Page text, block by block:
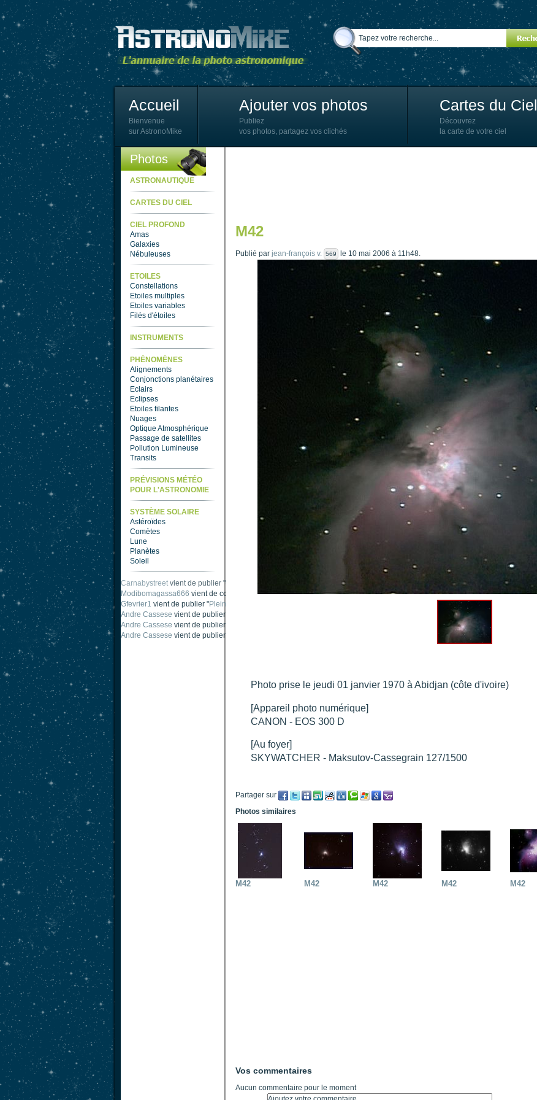
Accueil
Bienvenue
sur AstronoMike
Ajouter vos photos
Publiez
vos photos, partagez vos clichés
Cartes du Ciel
Découvrez
la carte de votre ciel
Photos
ASTRONAUTIQUE
CARTES DU CIEL
CIEL PROFOND
Amas
Galaxies
Nébuleuses
ETOILES
Constellations
Etoiles multiples
Etoiles variables
Filés d'étoiles
INSTRUMENTS
PHÉNOMÈNES
Alignements
Conjonctions planétaires
Eclairs
Eclipses
Etoiles filantes
Nuages
Optique Atmosphérique
Passage de satellites
Pollution Lumineuse
Transits
PRÉVISIONS MÉTÉO
POUR L'ASTRONOMIE
SYSTÈME SOLAIRE
Astéroïdes
Comètes
Lune
Planètes
Soleil
Carnabystreetvient de publier "Ombre traînée de condensation
Modibomagassa666 vient de commenter "Ombre portée d'une traînée d'avion".
Gfevrier1 vient de publier "Pleine Lune - 9 Aout 205
Andre Cassese vient de publier "
Andre Cassese vient de publier "
Andre Cassese vient de publier " taches solaires et zone active halpha 27 juin 2021 lunette 120 mm".
M42
Publié par jean-françois v. 569 le 10 mai 2006 à 11h48.
Photo prise le jeudi 01 janvier 1970 à Abidjan (côte d'ivoire)
[Appareil photo numérique]
CANON - EOS 300 D
[Au foyer]
SKYWATCHER - Maksutov-Cassegrain 127/1500
Partager sur
Photos similaires
M42 M42 M42 M42 M42
Vos commentaires
Aucun commentaire pour le moment